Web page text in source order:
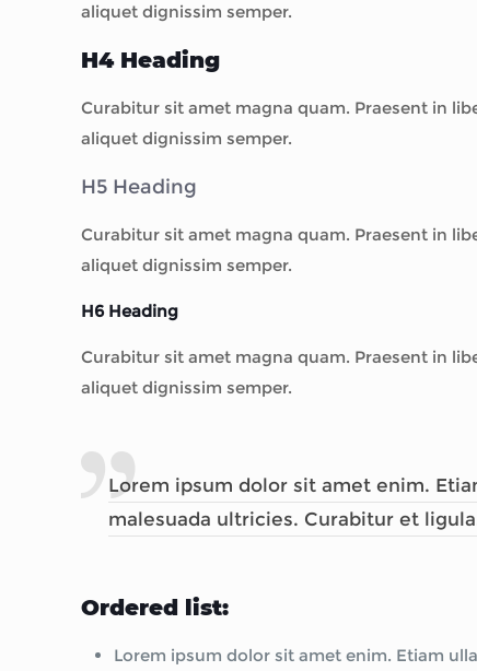
aliquet dignissim semper.
H4 Heading
Curabitur sit amet magna quam. Praesent in
aliquet dignissim semper.
H5 Heading
Curabitur sit amet magna quam. Praesent in
aliquet dignissim semper.
H6 Heading
Curabitur sit amet magna quam. Praesent in
aliquet dignissim semper.
Lorem ipsum dolor sit amet enim.
malesuada ultricies. Curabitur et
Ordered list:
Lorem ipsum dolor sit amet enim. Etiam